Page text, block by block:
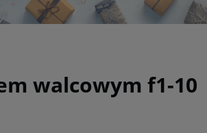
walcowym f1-10